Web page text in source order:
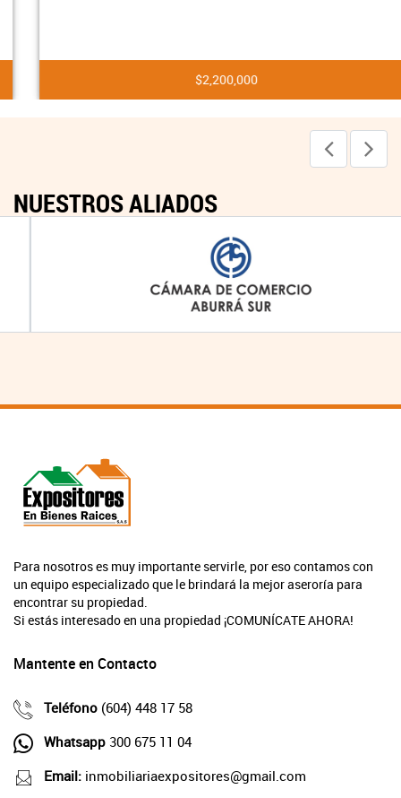
$2,200,000
NUESTROS ALIADOS
Para nosotros es muy importante servirle, por eso contamos con
un equipo especializado que le brindará la mejor aseroría para
encontrar su propiedad.
Si estás interesado en una propiedad ¡COMUNÍCATE AHORA!
Mantente en Contacto
Teléfono (604) 448 17 58
Whatsapp 300 675 11 04
Email: inmobiliariaexpositores@gmail.com